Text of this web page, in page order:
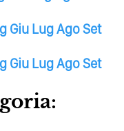
Giu LugAgoSet
Giu LugAgoSet